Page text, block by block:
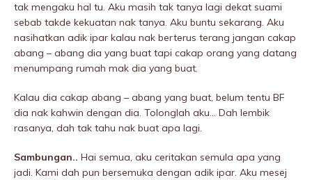
tak mengaku hal tu. Aku masih tak tanya lagi dekat suami
sebab takde kekuatan nak tanya. Aku buntu sekarang. Aku
nasihatkan adik ipar kalau nak berterus terang jangan cakap
abang – abang dia yang buat tapi cakap orang yang datang
menumpang rumah mak dia yang buat.
Kalau dia cakap abang – abang yang buat, belum tentu BF
dia nak kahwin dengan dia. Tolonglah aku… Dah lembik
rasanya, dah tak tahu nak buat apa lagi.
Sambungan.. Hai semua, aku ceritakan semula apa yang
jadi. Kami dah pun bersemuka dengan adik ipar. Aku mesej